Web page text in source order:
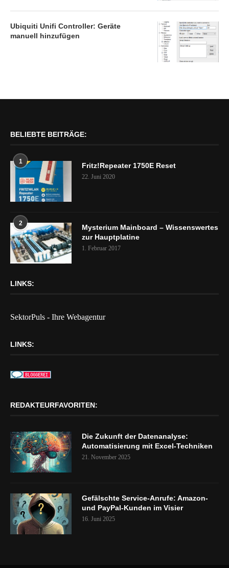
Ubiquiti Unifi Controller: Geräte
manuell hinzufügen
BELIEBTE BEITRÄGE:
1 Fritz!Repeater 1750E Reset
22. Juni 2020
2
Mysterium Mainboard – Wissenswertes
zur Hauptplatine
1. Februar 2017
LINKS:
SektorPuls - Ihre Webagentur
LINKS:
REDAKTEURFAVORITEN:
Die Zukunft der Datenanalyse:
Automatisierung mit Excel-Techniken
21. November 2025
Gefälschte Service-Anrufe: Amazon-
und PayPal-Kunden im Visier
16. Juni 2025